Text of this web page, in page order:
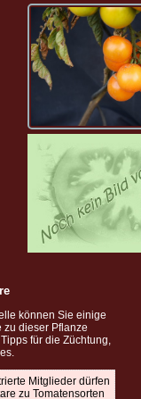
können Sie einige
zu dieser Pflanze
für die Züchtung,
Mitglieder dürfen
zu Tomatensorten